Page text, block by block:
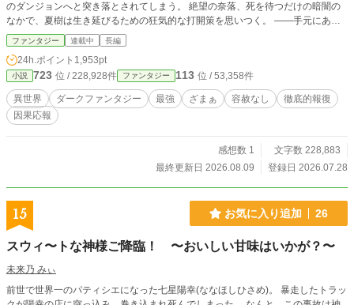
のダンジョンへと突き落とされてしまう。 絶望の奈落、死を待つだけの暗闇の
なかで、夏樹は生き延びるための狂気的な打開策を思いつく。 ――手元にあ
る、二つのありふれた収納スキル。これを「モンスター化」させたらどうなる？
その禁忌の試みが呼び覚ましたのは、複数の目を持つ不気味な球体【アビス】
と、時間を歪める黒き鳥【クロノス】。 二体の「生きた深淵」を従えた夏樹
は、ダンジョンそのものを喰らい尽くし、世界を震撼させる復讐の獣へと覚醒し
ていく。 奈落の底から始まる、異形のダークファンタジーここに開幕！
ファンタジー 連載中 長編
24h.ポイント 1,953pt
小説 723 位 / 228,928件 ファンタジー 113 位 / 53,358件
異世界 ダークファンタジー 最強 ざまぁ 容赦なし
徹底的報復
因果応報
感想数 1
文字数 228,883
最終更新日 2026.08.09
登録日 2026.07.28
15 お気に入り追加 26
スウィ〜トな神様ご降臨！ 〜おいしい甘味はいかが？〜
未来乃 みぃ
前世で世界一のパティシエになった七星陽幸(ななほしひさめ)。 暴走したトラッ